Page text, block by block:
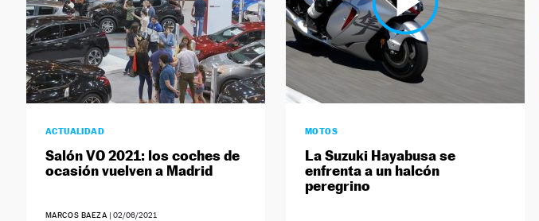
ACTUALIDAD
Salón VO 2021: los coches de
ocasión vuelven a Madrid
MARCOS BAEZA |02/06/2021
MOTOS
La Suzuki Hayabusa se
enfrenta a un halcón
peregrino